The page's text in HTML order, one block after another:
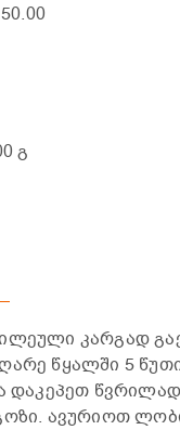
გ
კარგად
წყალში 5
დაკეპეთ
ავურიოთ